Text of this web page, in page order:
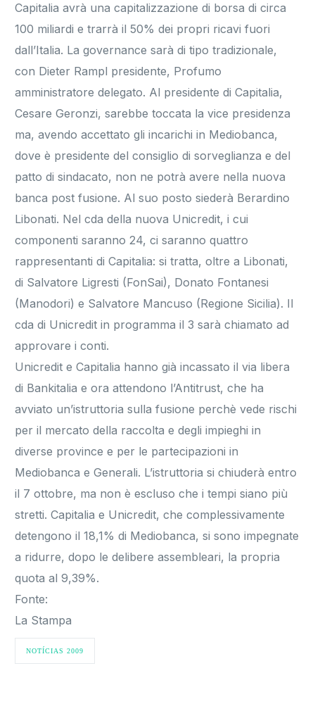
Capitalia avrà una capitalizzazione di borsa di circa
100 miliardi e trarrà il 50% dei propri ricavi fuori
dall’Italia. La governance sarà di tipo tradizionale,
con Dieter Rampl presidente, Profumo
amministratore delegato. Al presidente di Capitalia,
Cesare Geronzi, sarebbe toccata la vice presidenza
ma, avendo accettato gli incarichi in Mediobanca,
dove è presidente del consiglio di sorveglianza e del
patto di sindacato, non ne potrà avere nella nuova
banca post fusione. Al suo posto siederà Berardino
Libonati. Nel cda della nuova Unicredit, i cui
componenti saranno 24, ci saranno quattro
rappresentanti di Capitalia: si tratta, oltre a Libonati,
di Salvatore Ligresti (FonSai), Donato Fontanesi
(Manodori) e Salvatore Mancuso (Regione Sicilia). Il
cda di Unicredit in programma il 3 sarà chiamato ad
approvare i conti.
Unicredit e Capitalia hanno già incassato il via libera
di Bankitalia e ora attendono l’Antitrust, che ha
avviato un’istruttoria sulla fusione perchè vede rischi
per il mercato della raccolta e degli impieghi in
diverse province e per le partecipazioni in
Mediobanca e Generali. L’istruttoria si chiuderà entro
il 7 ottobre, ma non è escluso che i tempi siano più
stretti. Capitalia e Unicredit, che complessivamente
detengono il 18,1% di Mediobanca, si sono impegnate
a ridurre, dopo le delibere assembleari, la propria
quota al 9,39%.
Fonte:
La Stampa
NOTÍCIAS 2009